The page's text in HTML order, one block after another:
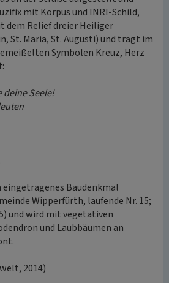
mit Korpus und INRI-Schild,
Relief dreier Heiliger
St. Maria, St. Augusti) und trägt im
Symbolen Kreuz, Herz
deine Seele!
eingetragenes Baudenkmal
Wipperfürth, laufende Nr. 15;
und wird mit vegetativen
und Laubbäumen an
2014)